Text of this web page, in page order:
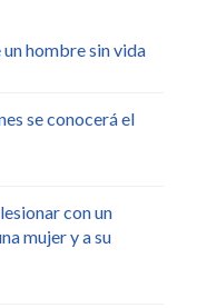
hombre sin vida
se conocerá el
con un
mujer y a su